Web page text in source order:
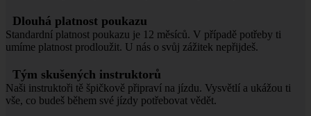
Dlouhá platnost poukazu
Standardní platnost poukazu je 12 měsíců. V případě potřeby ti
umíme platnost prodloužit. U nás o svůj zážitek nepřijdeš.
Tým skušených instruktorů
Naši instruktoři tě špičkově připraví na jízdu. Vysvětlí a ukážou ti
vše, co budeš během své jízdy potřebovat vědět.